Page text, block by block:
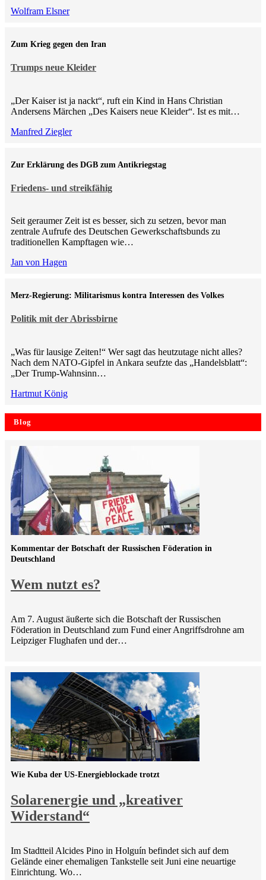
Wolfram Elsner
Trumps neue Kleider
Zum Krieg gegen den Iran
„Der Kaiser ist ja nackt“, ruft ein Kind in Hans Christian
Andersens Märchen „Des Kaisers neue Kleider“. Ist es mit…
Manfred Ziegler
Friedens- und streikfähig
Zur Erklärung des DGB zum Antikriegstag
Seit geraumer Zeit ist es besser, sich zu setzen, bevor man
zentrale Aufrufe des Deutschen Gewerkschaftsbunds zu
traditionellen Kampftagen wie…
Jan von Hagen
Politik mit der Abrissbirne
Merz-Regierung: Militarismus kontra Inte­ressen des Volkes
„Was für lausige Zeiten!“ Wer sagt das heutzutage nicht alles?
Nach dem NATO-Gipfel in Ankara seufzte das „Handelsblatt“:
„Der Trump-Wahnsinn…
Hartmut König
Blog
Wem nutzt es?
Kommentar der Botschaft der Russischen Föderation in
Deutschland
Am 7. August äußerte sich die Botschaft der Russischen
Föderation in Deutschland zum Fund einer Angriffsdrohne am
Leipziger Flughafen und der…
Solarenergie und „kreativer
Widerstand“
Wie Kuba der US-Energieblockade trotzt
Im Stadtteil Alcides Pino in Holguín befindet sich auf dem
Gelände einer ehemaligen Tankstelle seit Juni eine neuartige
Einrichtung. Wo…